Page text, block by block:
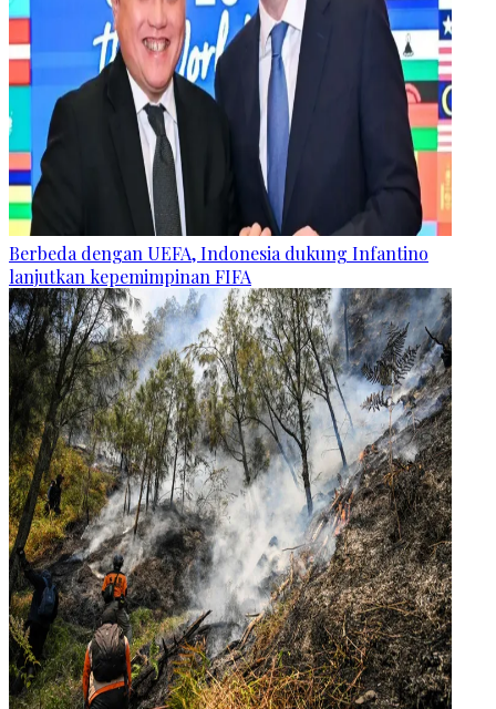
Berbeda dengan UEFA, Indonesia dukung Infantino
lanjutkan kepemimpinan FIFA